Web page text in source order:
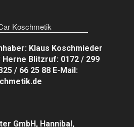
Klaus Koschmieder
Herne Blitzruf: 0172 / 299
/ 66 25 88 E-Mail:
GmbH, Hannibal,